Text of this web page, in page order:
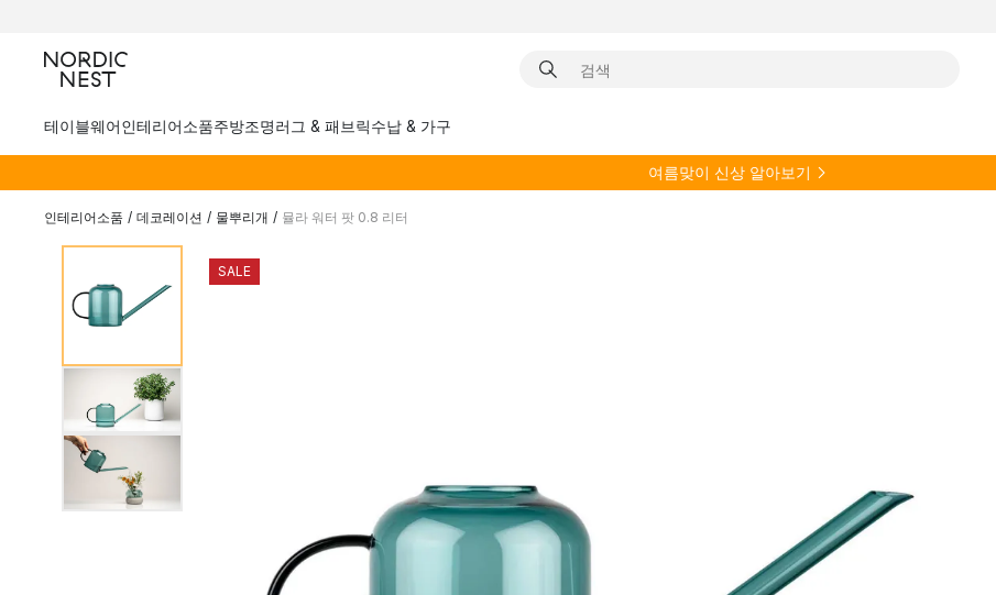
테이블웨어인테리어소품주방조명러그 & 패브릭수납 & 가구
여름맞이 신상 알아보기
인테리어소품 / 데코레이션 / 물뿌리개 / 뮬라 워터 팟 0.8 리터
SALE